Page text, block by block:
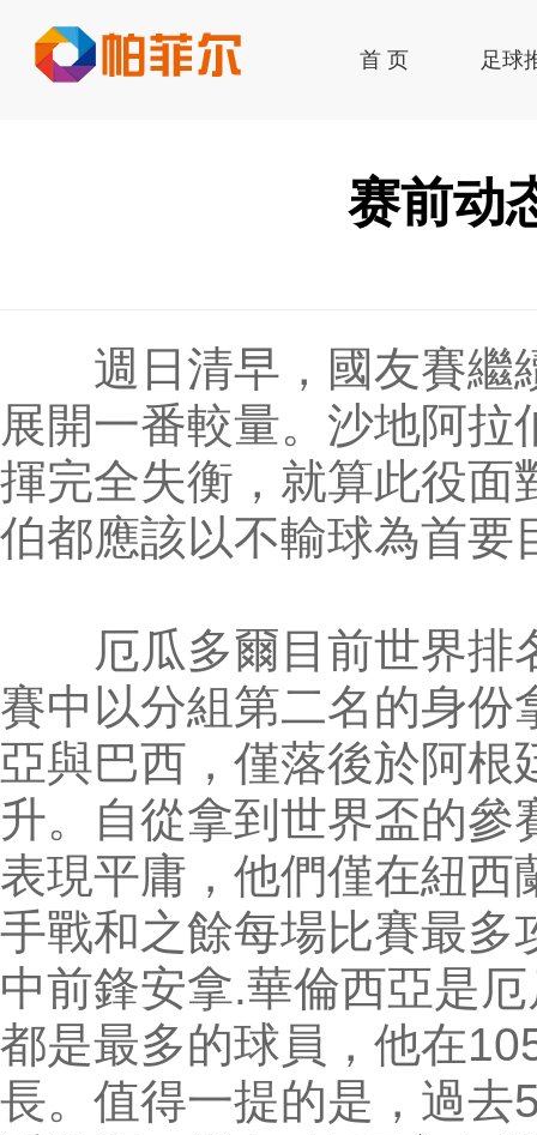
首 页 足球
签到
赛前动
週日清早，國友賽繼
展開一番較量。沙地阿
揮完全失衡，就算此役面
伯都應該以不輸球為首要
厄瓜多爾目前世界排
賽中以分組第二名的身份
亞與巴西，僅落後於阿根
升。自從拿到世界盃的
表現平庸，他們僅在紐
手戰和之餘每場比賽最多
中前鋒安拿.華倫西亞是
都是最多的球員，他在
長。值得一提的是，過去